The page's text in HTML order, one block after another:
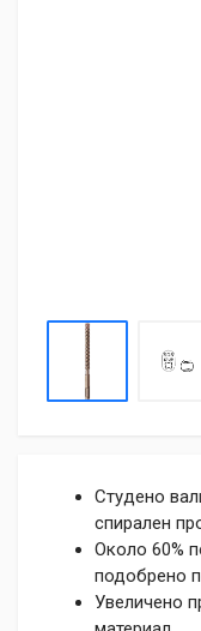
Студено
спирален
Около 60%
подобрено
Увеличено